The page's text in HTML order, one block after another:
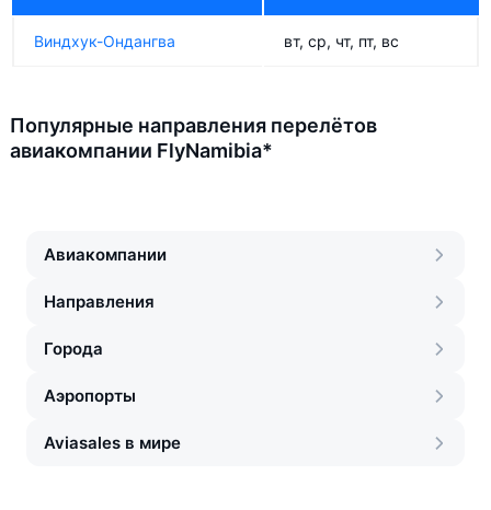
Виндхук-Ондангва вт, ср, чт, пт, вс
Популярные направления перелётов
авиакомпании FlyNamibia*
Авиакомпании
Направления
Города
Аэропорты
Aviasales в мире